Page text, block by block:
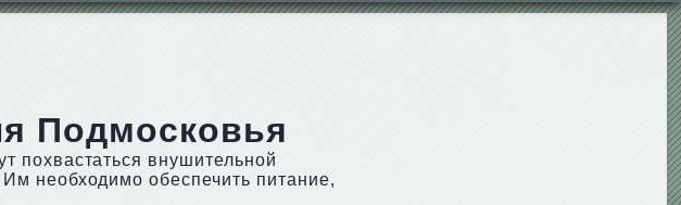
Подмосковья
похвастаться внушительной
необходимо обеспечить питание,